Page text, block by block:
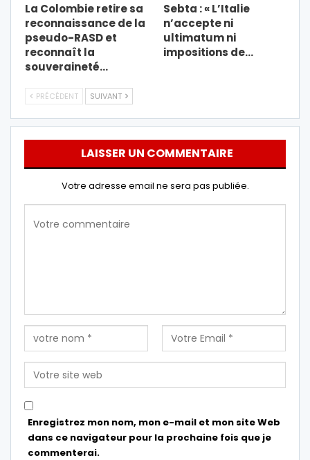
La Colombie retire sa
reconnaissance de la
pseudo-RASD et
reconnaît la
souveraineté…
Sebta : « L’Italie
n’accepte ni
ultimatum ni
impositions de…
PRÉCÉDENT SUIVANT
LAISSER UN COMMENTAIRE
Votre adresse email ne sera pas publiée.
Enregistrez mon nom, mon e-mail et mon site Web
dans ce navigateur pour la prochaine fois que je
commenterai.